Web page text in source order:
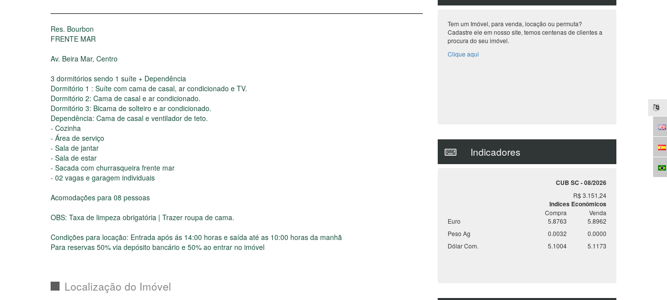
Res. Bourbon
FRENTE MAR
Av. Beira Mar, Centro
3 dormitórios sendo 1 suíte + Dependência
Dormitório 1 : Suíte com cama de casal, ar condicionado e TV.
Dormitório 2: Cama de casal e ar condicionado.
Dormitório 3: Bicama de solteiro e ar condicionado.
Dependência: Cama de casal e ventilador de teto.
- Cozinha
- Área de serviço
- Sala de jantar
- Sala de estar
- Sacada com churrasqueira frente mar
- 02 vagas e garagem individuais
Acomodações para 08 pessoas
OBS: Taxa de limpeza obrigatória | Trazer roupa de cama.
Condições para locação: Entrada após ás 14:00 horas e saída até as 10:00 horas da manhã
Para reservas 50% via depósito bancário e 50% ao entrar no imóvel
Localização do Imóvel
Tem um Imóvel, para venda, locação ou permuta?
Cadastre ele em nosso site, temos centenas de clientes a
procura do seu imóvel.
Clique aqui
Indicadores
CUB SC - 08/2026
R$ 3.151,24
Indices Econômicos
Compra
Venda
Euro
5.8763
5.8962
Peso Ag
0.0032
0.0000
Dólar Com.
5.1004 5.1173